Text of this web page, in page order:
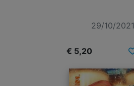
29/10/2021
€ 5,20